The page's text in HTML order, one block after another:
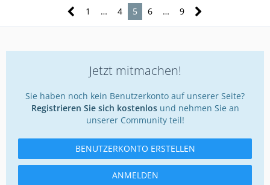
1 … 4 5 6 … 9
Jetzt mitmachen!
Sie haben noch kein Benutzerkonto auf unserer Seite?
Registrieren Sie sich kostenlosund nehmen Sie an
unserer Community teil!
BENUTZERKONTO ERSTELLEN
ANMELDEN